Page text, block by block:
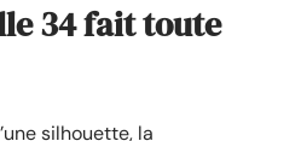
34 fait toute
silhouette, la